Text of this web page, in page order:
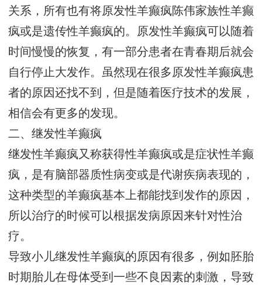
关系，所有也有将原发性羊癫疯陈伟家族性羊癫
疯或是遗传性羊癫疯的。原发性羊癫疯可以随着
时间慢慢的恢复，有一部分患者在青春期后就会
自行停止大发作。虽然现在很多原发性羊癫疯患
者的原因还找不到，但是随着医疗技术的发展，
相信会有更多的发现。
二、继发性羊癫疯
继发性羊癫疯又称获得性羊癫疯或是症状性羊癫
疯，是有脑部器质性病变或是代谢疾病表现的，
这种类型的羊癫疯基本上都能找到发作的原因，
所以治疗的时候可以根据发病原因来针对性治
疗。
导致小儿继发性羊癫疯的原因有很多，例如胚胎
时期胎儿在母体受到一些不良因素的刺激，导致